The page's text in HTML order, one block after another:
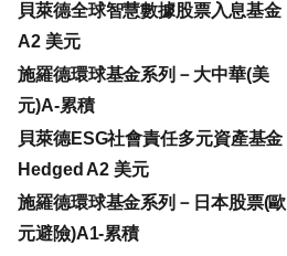
貝萊德全球智慧數據股票入息基金
A2 美元
施羅德環球基金系列－大中華(美
元)A-累積
貝萊德ESG社會責任多元資產基金
Hedged A2 美元
施羅德環球基金系列－日本股票(歐
元避險)A1-累積